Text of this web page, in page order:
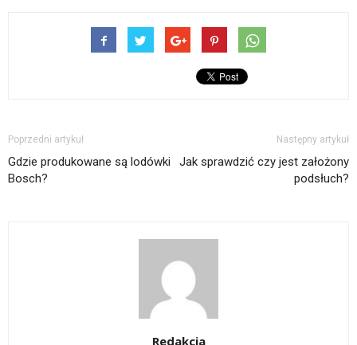
Poprzedni artykuł
Gdzie produkowane są lodówki
Bosch?
Następny artykuł
Jak sprawdzić czy jest założony
podsłuch?
Redakcja